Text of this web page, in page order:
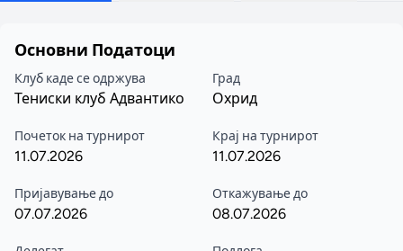
Основни Податоци
Клуб каде се одржува
Тениски клуб Адвантико
Град
Охрид
Почеток на турнирот
11.07.2026
Крај на турнирот
11.07.2026
Пријавување до
07.07.2026
Откажување до
08.07.2026